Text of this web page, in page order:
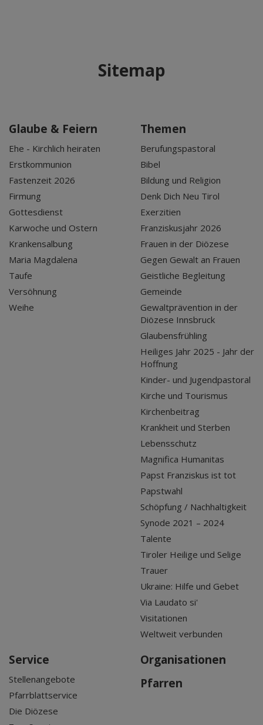
Sitemap
Glaube & Feiern
Ehe - Kirchlich heiraten
Erstkommunion
Fastenzeit 2026
Firmung
Gottesdienst
Karwoche und Ostern
Krankensalbung
Maria Magdalena
Taufe
Versöhnung
Weihe
Themen
Berufungspastoral
Bibel
Bildung und Religion
Denk Dich Neu Tirol
Exerzitien
Franziskusjahr 2026
Frauen in der Diözese
Gegen Gewalt an Frauen
Geistliche Begleitung
Gemeinde
Gewaltprävention in der
Diözese Innsbruck
Glaubensfrühling
Heiliges Jahr 2025 - Jahr der
Hoffnung
Kinder- und Jugendpastoral
Kirche und Tourismus
Kirchenbeitrag
Krankheit und Sterben
Lebensschutz
Magnifica Humanitas
Papst Franziskus ist tot
Papstwahl
Schöpfung / Nachhaltigkeit
Synode 2021 – 2024
Talente
Tiroler Heilige und Selige
Trauer
Ukraine: Hilfe und Gebet
Via Laudato si'
Visitationen
Weltweit verbunden
Service
Stellenangebote
Pfarrblattservice
Die Diözese
Organisationen
Pfarren